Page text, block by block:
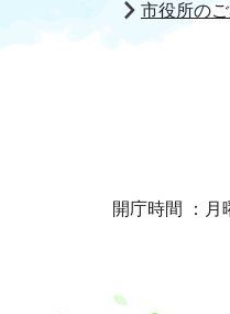
市役所の
開庁時間 ： 月